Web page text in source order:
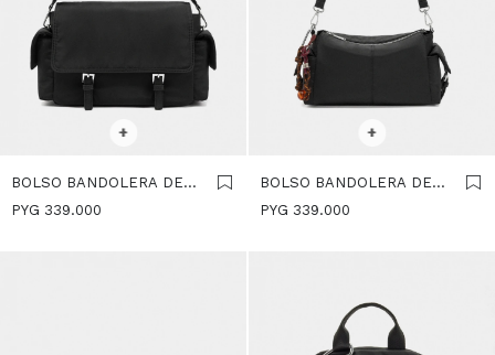
+
BOLSO BANDOLERA DE
NYLON CON SOLAPA -
PYG 339.000
+
BOLSO BANDOLERA DE
NYLON CON COLGANTE -
PYG 339.000